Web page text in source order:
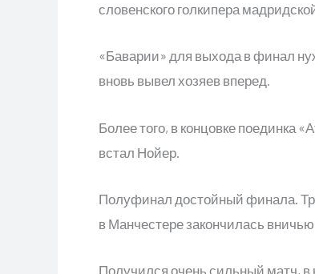
словенского голкипера
«Баварии» для выхода в финал
вновь вывел хозяев вперед.
Более того, в концовке поединка
встал Нойер.
Полуфинал достойный финала.
в Манчестере закончилась
Получился очень сильный матч, в